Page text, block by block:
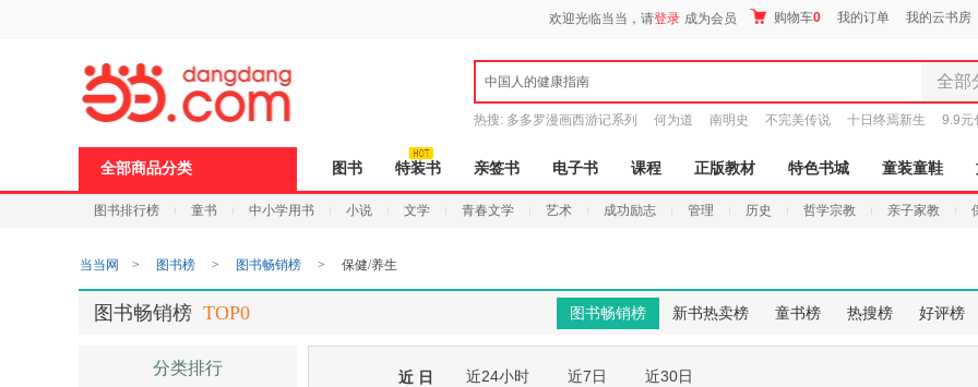
欢迎光临当当，请登录 成为会员 购物车0 我的订单 我的云书房
中国人的健康指南 全部
全部
图书
电子书
音像
玩具
孕婴
热搜: 多多罗漫画西游记系列 何为道 南明史 不完美传说 十日终焉新生 9.9元
全部商品分类 图书 特装书 亲签书 电子书 课程 正版教材 特色书城 童装童鞋
图书排行榜 童书 中小学用书 小说 文学 青春文学 艺术 成功励志 管理 历史 哲学宗教 亲子家教
页
当当网 > 图书榜 > 图书畅销榜 > 保健/养生
图书畅销榜 新书热卖榜 童书榜 热搜榜 好评榜
图书畅销榜 TOP0
分类排行
近 日 近24小时 近7日 近30日